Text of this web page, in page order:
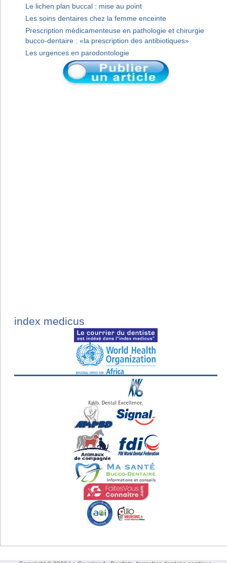
Le lichen plan buccal : mise au point
Les soins dentaires chez la femme enceinte
Prescription médicamenteuse en pathologie et chirurgie
bucco-dentaire : «la prescription des antibiotiques»
Les urgences en parodontologie
index medicus